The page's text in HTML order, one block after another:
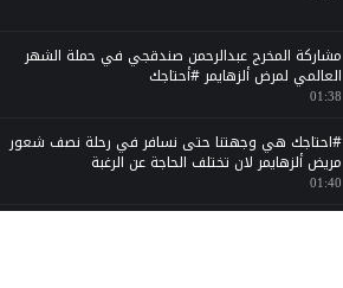
مشاركة المخرج عبدالرحمن صندقجي في حملة الشهر
العالمي لمرض ألزهايمر #أحتاجك
01:38
#احتاجك هي وجهتنا حتى نسافر في رحلة نصف شعور
مريض ألزهايمر لان تختلف الحاجة عن الرغبة
01:40